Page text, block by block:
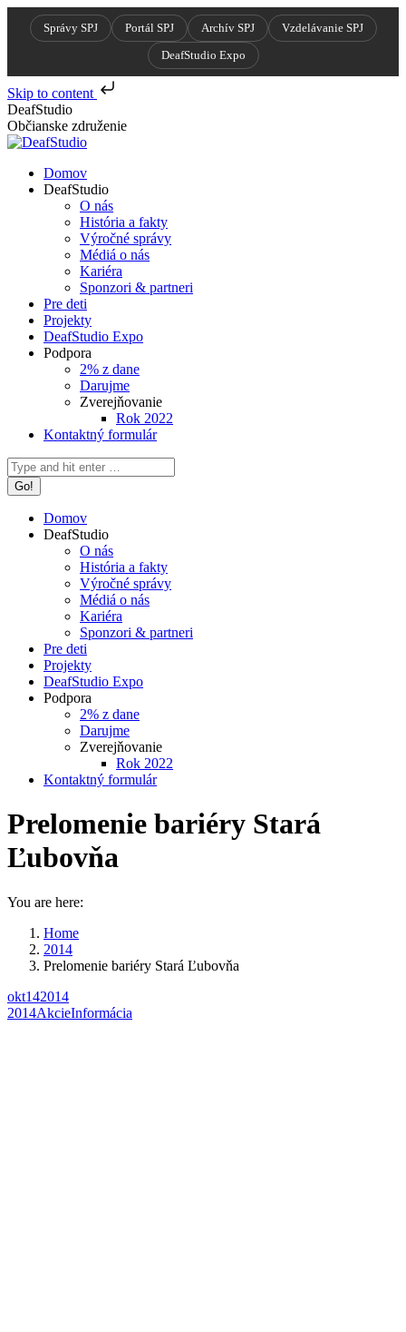
Správy SPJ Portál SPJ Archív SPJ
Vzdelávanie SPJ
DeafStudio Expo
Skip to content
Skip
to
content
DeafStudio
Občianske združenie
Domov
DeafStudio
O nás
História a fakty
Výročné správy
Médiá o nás
Kariéra
Sponzori & partneri
Pre deti
Projekty
DeafStudio Expo
Podpora
2% z dane
Darujme
Zverejňovanie
Rok 2022
Kontaktný formulár
Search:
Domov
DeafStudio
O nás
História a fakty
Výročné správy
Médiá o nás
Kariéra
Sponzori & partneri
Pre deti
Projekty
DeafStudio Expo
Podpora
2% z dane
Darujme
Zverejňovanie
Rok 2022
Kontaktný formulár
Prelomenie bariéry Stará
Ľubovňa
You are here:
Home
2014
Prelomenie bariéry Stará Ľubovňa
okt142014
2014AkcieInformácia